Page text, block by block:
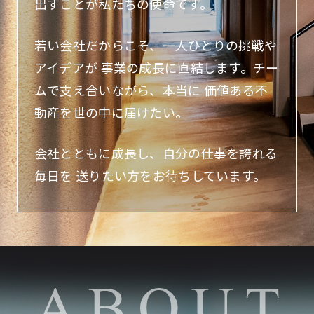
若い会社だからこそ、一人ひとりの挑戦や
アイデアが事業の成長に直結します。チー
ムで支え合いながら、本当に価値ある不
動産を世の中に届けたい。
会社とともに成長し、自分の仕事を誇れる
毎日を送りたい方をお待ちしています。